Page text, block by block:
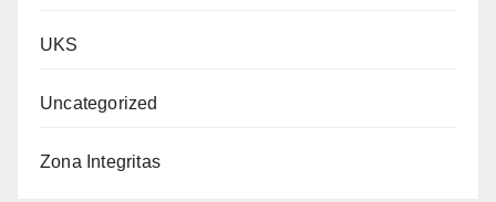
UKS
Uncategorized
Zona Integritas